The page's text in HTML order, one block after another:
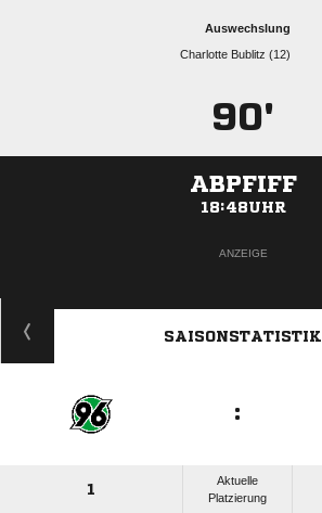
Auswechslung
  
90'
ABPFIFF
18:48UHR
ANZEIGE
SAISONSTATISTIK
:
1
Aktuelle
Platzierung